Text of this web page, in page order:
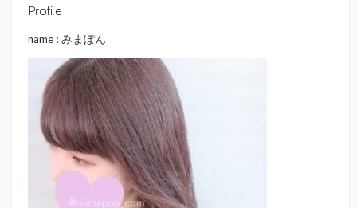
Profile
name : みまぽん